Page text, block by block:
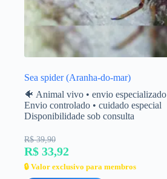
Sea spider (Aranha-do-mar)
🐠 Animal vivo • envio especializado
Envio controlado • cuidado especial
Disponibilidade sob consulta
R$ 39,90
R$ 33,92
🔒 Valor exclusivo para membros